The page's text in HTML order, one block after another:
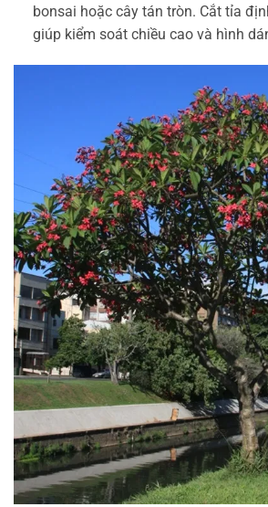
bonsai hoặc cây tán tròn. Cắt tỉa
giúp kiểm soát chiều cao và hình